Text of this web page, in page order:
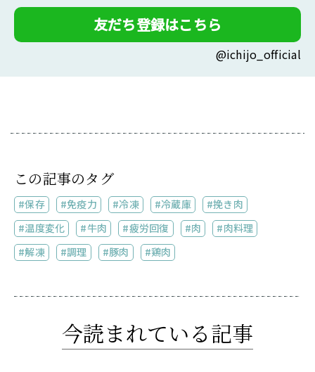
友だち登録はこちら
@ichijo_official
この記事のタグ
保存 免疫力 冷凍 冷蔵庫
挽き肉
温度変化
牛肉 疲労回復 肉
肉料理
解凍
調理 豚肉 鶏肉
今読まれている記事